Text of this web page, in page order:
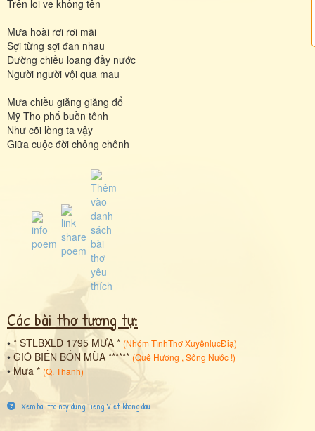
Trên lối về không tên
Mưa hoài rơi rơi mãi
Sợi từng sợi đan nhau
Đường chiều loang đầy nước
Người người vội qua mau
Mưa chiều giăng giăng đổ
Mỹ Tho phố buồn tênh
Như cõi lòng ta vậy
Giữa cuộc đời chông chênh
Các bài thơ tương tự:
•* STLBXLĐ 1795 MƯA * (Nhóm TìnhThơ XuyênlụcĐiạ)
• GIÓ BIỂN BỐN MÙA ****** (Quê Hương , Sông Nước !)
•Mưa * (Q. Thanh)
Xem bai tho nay dung Tieng Viet khong dau